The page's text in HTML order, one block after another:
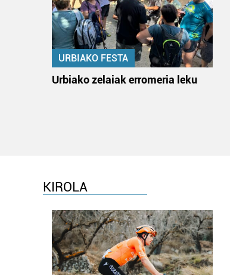
URBIAKO FESTA
Urbiako zelaiak erromeria leku
KIROLA